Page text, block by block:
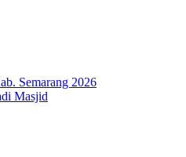
Semarang 2026
Masjid